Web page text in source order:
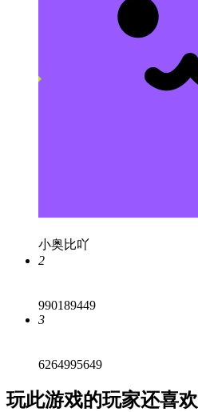
小奥比吖
2
990189449
3
6264995649
玩此游戏的玩家还喜欢